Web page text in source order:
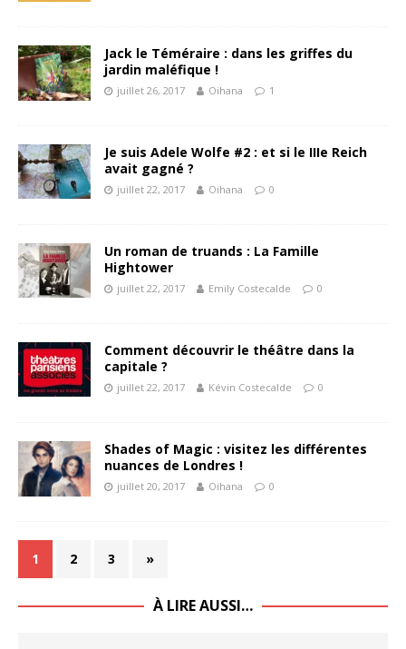
Jack le Téméraire : dans les griffes du
jardin maléfique !
juillet 26, 2017 Oihana 1
Je suis Adele Wolfe #2 : et si le IIIe Reich
avait gagné ?
juillet 22, 2017 Oihana 0
Un roman de truands : La Famille
Hightower
juillet 22, 2017 Emily Costecalde 0
Comment découvrir le théâtre dans la
capitale ?
juillet 22, 2017 Kévin Costecalde 0
Shades of Magic : visitez les différentes
nuances de Londres !
juillet 20, 2017 Oihana 0
1 2 3 »
À LIRE AUSSI…